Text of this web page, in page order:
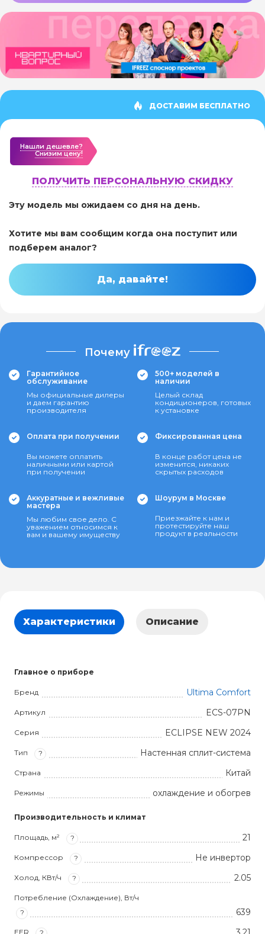
ДОСТАВИМ БЕСПЛАТНО
Нашли дешевле?
Cнизим цену!
ПОЛУЧИТЬ ПЕРСОНАЛЬНУЮ СКИДКУ
Эту модель мы ожидаем со дня на день.
Хотите мы вам сообщим когда она поступит или
подберем аналог?
Да, давайте!
Почему
Гарантийное
обслуживание
Мы официальные дилеры
и даем гарантию
производителя
500+ моделей в
наличии
Целый склад
кондиционеров, готовых
к установке
Оплата при получении
Вы можете оплатить
наличными или картой
при получении
Фиксированная цена
В конце работ цена не
изменится, никаких
скрытых расходов
Аккуратные и вежливые
мастера
Мы любим свое дело. С
уважением относимся к
вам и вашему имуществу
Шоурум в Москве
Приезжайте к нам и
протестируйте наш
продукт в реальности
Характеристики Описание
Главное о приборе
Бренд Ultima Comfort
Артикул ECS-07PN
Серия ECLIPSE NEW 2024
Тип ? Настенная сплит-система
Страна Китай
Режимы охлаждение и обогрев
Производительность и климат
Площадь, м² ? 21
Компрессор ? Не инвертор
Холод, КВт/ч ? 2.05
Потребление (Охлаждение), Вт/ч
?
639
EER